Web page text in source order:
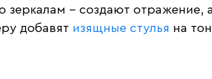
– создают отражение,
добавят изящные стулья на